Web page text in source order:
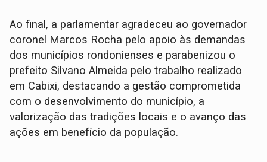
Ao final, a parlamentar agradeceu ao governador
coronel Marcos Rocha pelo apoio às demandas
dos municípios rondonienses e parabenizou o
prefeito Silvano Almeida pelo trabalho realizado
em Cabixi, destacando a gestão comprometida
com o desenvolvimento do município, a
valorização das tradições locais e o avanço das
ações em benefício da população.